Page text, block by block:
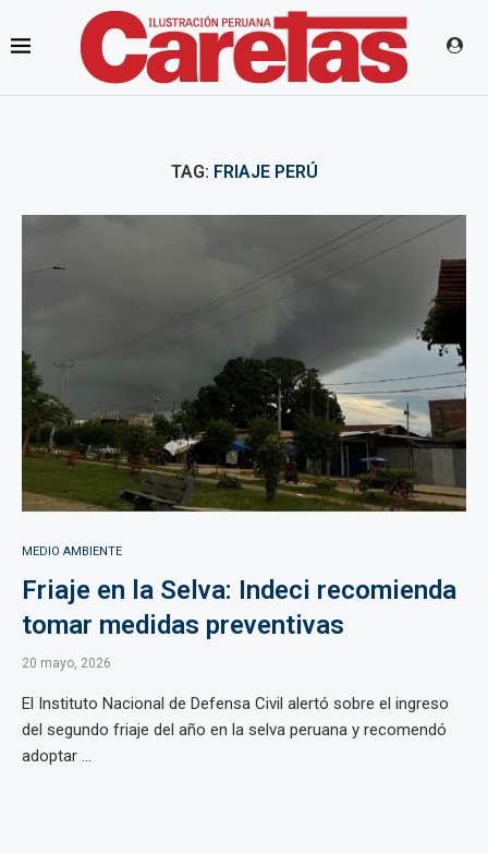
TAG: FRIAJE PERÚ
MEDIO AMBIENTE
Friaje en la Selva: Indeci recomienda
tomar medidas preventivas
20 mayo, 2026
El Instituto Nacional de Defensa Civil alertó sobre el ingreso
del segundo friaje del año en la selva peruana y recomendó
adoptar ...